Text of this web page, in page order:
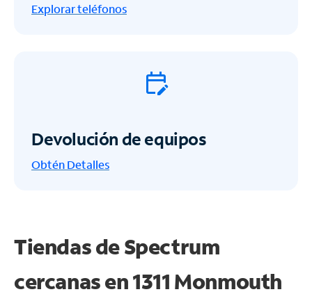
Explorar teléfonos
Devolución de equipos
ObténDetalles
Tiendas de Spectrum
cercanas en1311 Monmouth